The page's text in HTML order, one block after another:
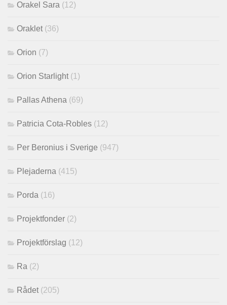
Orakel Sara (12)
Oraklet(36)
Orion (7)
Orion Starlight(1)
Pallas Athena (69)
Patricia Cota-Robles (12)
Per Beronius i Sverige (947)
Plejaderna (415)
Porda (16)
Projektfonder (2)
Projektförslag (12)
Ra (2)
Rådet(205)